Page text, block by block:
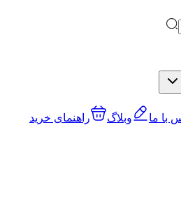
با ما وبلاگ راهنمای خرید